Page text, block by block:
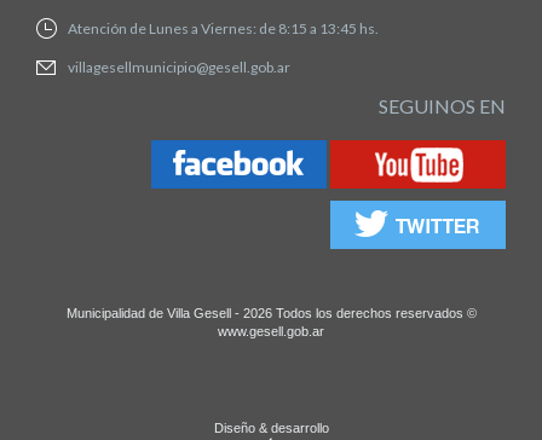
Atención de Lunes a Viernes: de 8:15 a 13:45 hs.
villagesellmunicipio@gesell.gob.ar
SEGUINOS EN
Municipalidad de Villa Gesell - 2026 Todos los derechos reservados ©
www.gesell.gob.ar
Diseño & desarrollo